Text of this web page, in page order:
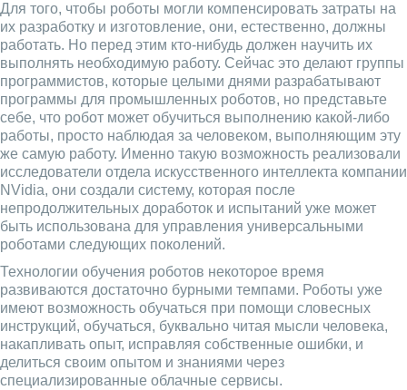
Для того, чтобы роботы могли компенсировать затраты на
их разработку и изготовление, они, естественно, должны
работать. Но перед этим кто-нибудь должен научить их
выполнять необходимую работу. Сейчас это делают группы
программистов, которые целыми днями разрабатывают
программы для промышленных роботов, но представьте
себе, что робот может обучиться выполнению какой-либо
работы, просто наблюдая за человеком, выполняющим эту
же самую работу. Именно такую возможность реализовали
исследователи отдела искусственного интеллекта компании
NVidia, они создали систему, которая после
непродолжительных доработок и испытаний уже может
быть использована для управления универсальными
роботами следующих поколений.
Технологии обучения роботов некоторое время
развиваются достаточно бурными темпами. Роботы уже
имеют возможность обучаться при помощи словесных
инструкций, обучаться, буквально читая мысли человека,
накапливать опыт, исправляя собственные ошибки, и
делиться своим опытом и знаниями через
специализированные облачные сервисы.